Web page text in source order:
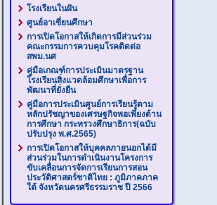
โรงเรียนในฝัน
ศูนย์อาเซี่ยนศึกษา
การเปิดโอกาสให้เกิดการมีส่วนร่วม
คณะกรรมการควบคุมโรคติดต่อ
สพม.นศ
คู่มือเกณฑ์การประเมินมาตรฐาน
โรงเรียนสิ่งแวดล้อมศึกษาเพื่อการ
พัฒนาที่ยั่งยืน
คู่มือการประเมินศูนย์การเรียนรู้ตาม
หลักปรัชญาของเศรษฐกิจพอเพียงด้าน
การศึกษา กระทรวงศึกษาธิการ(ฉบับ
ปรับปรุง พ.ศ.2565)
การเปิดโอกาสให้บุคคลภายนอกได้มี
ส่วนร่วมในการดำเนินงานโครงการ
ขับเคลื่อนการจัดการเรียนการสอน
ประวัติศาสตร์ชาติไทย : ภูมิภาคภาค
ใต้ จังหวัดนครศรีธรรมราช ปี 2566